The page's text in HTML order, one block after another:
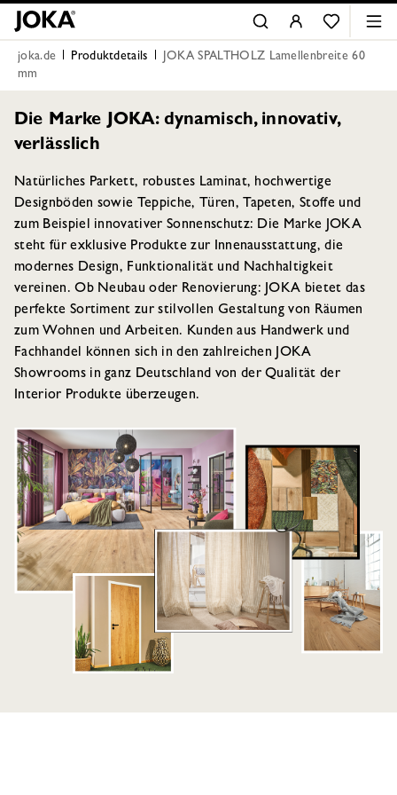
joka.de Produktdetails
JOKA SPALTHOLZ Lamellenbreite 60
mm
Die Marke JOKA: dynamisch, innovativ,
verlässlich
Natürliches Parkett, robustes Laminat, hochwertige
Designböden sowie Teppiche, Türen, Tapeten, Stoffe und
zum Beispiel innovativer Sonnenschutz: Die Marke JOKA
steht für exklusive Produkte zur Innenausstattung, die
modernes Design, Funktionalität und Nachhaltigkeit
vereinen. Ob Neubau oder Renovierung: JOKA bietet das
perfekte Sortiment zur stilvollen Gestaltung von Räumen
zum Wohnen und Arbeiten. Kunden aus Handwerk und
Fachhandel können sich in den zahlreichen JOKA
Showrooms in ganz Deutschland von der Qualität der
Interior Produkte überzeugen.